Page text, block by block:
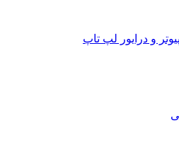
و درایور لپ تاپ